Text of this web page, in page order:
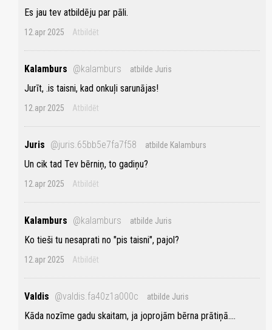
Es jau tev atbildēju par pāli.
12.apr 2025 Atbildēt
Kalamburs @kalamburs atbilde Juris
Jurīt, .is taisni, kad onkuļi sarunājas!
12.apr 2025 Atbildēt
Juris @juris.65bb5e7fa7f58 atbilde Kalamburs
Un cik tad Tev bērniņ, to gadiņu?
12.apr 2025 Atbildēt
Kalamburs @kalamburs atbilde Juris
Ko tieši tu nesaprati no "pis taisni", pajol?
12.apr 2025 Atbildēt
Valdis @valdis.fa40z1a000c atbilde Juris
Kāda nozīme gadu skaitam, ja joprojām bērna prātiņā....